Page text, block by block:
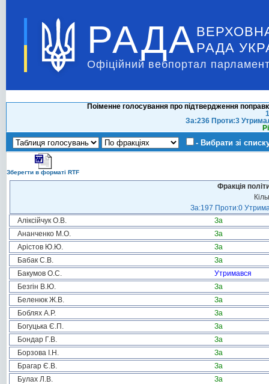
РАДА РАДА
Офіційний вебпортал
Поіменне голосування про підтвердження
За:236 Проти:3
- Вибрати зі
Зберегти в форматі RTF
Фракція
За:197 Проти:0
Аліксійчук О.В.
За
Ананченко М.О.
За
Арістов Ю.Ю.
За
Бабак С.В.
За
Бакумов О.С.
Утримався
Безгін В.Ю.
За
Беленюк Ж.В.
За
Боблях А.Р.
За
Богуцька Є.П.
За
Бондар Г.В.
За
Борзова І.Н.
За
Брагар Є.В.
За
Булах Л.В.
За